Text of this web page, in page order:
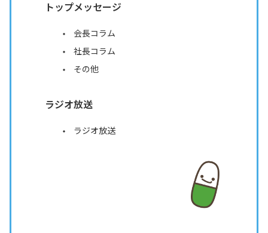
トップメッセージ
会長コラム
社長コラム
その他
ラジオ放送
ラジオ放送